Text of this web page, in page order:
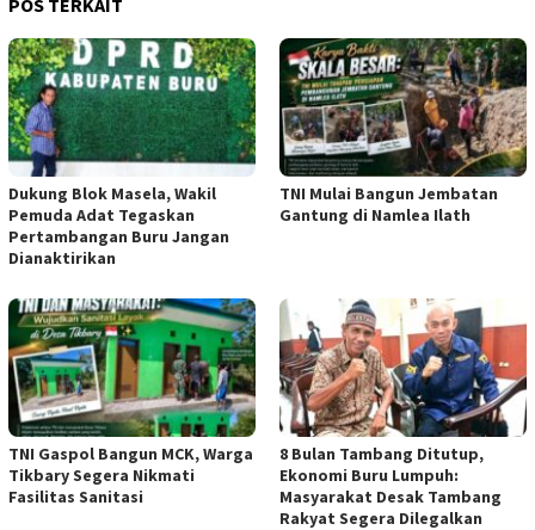
POS TERKAIT
Dukung Blok Masela, Wakil
Pemuda Adat Tegaskan
Pertambangan Buru Jangan
Dianaktirikan
TNI Mulai Bangun Jembatan
Gantung di Namlea Ilath
TNI Gaspol Bangun MCK, Warga
Tikbary Segera Nikmati
Fasilitas Sanitasi
8 Bulan Tambang Ditutup,
Ekonomi Buru Lumpuh:
Masyarakat Desak Tambang
Rakyat Segera Dilegalkan